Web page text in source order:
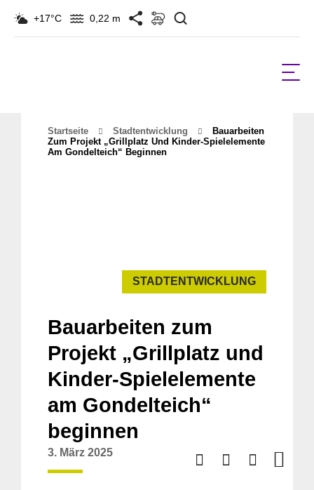
+17°C 0,22 m
Startseite Stadtentwicklung
Bauarbeiten
Zum Projekt „Grillplatz Und Kinder-Spielelemente
Am Gondelteich“ Beginnen
STADTENTWICKLUNG
Bauarbeiten zum
Projekt „Grillplatz und
Kinder-Spielelemente
am Gondelteich“
beginnen
3. März 2025